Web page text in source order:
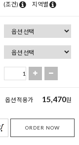
(조건) 지역별
옵션 적용가 15,470원
ORDER NOW